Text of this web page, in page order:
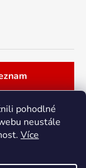
pohodlné
neustále
Více